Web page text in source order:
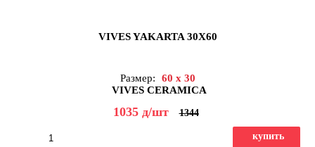
VIVES YAKARTA 30X60
Размер:
60 x 30
VIVES CERAMICA
1035 д/шт 1344
купить